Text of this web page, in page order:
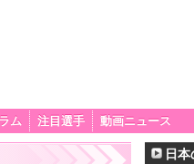
ム 注目選手 動画ニュース
日